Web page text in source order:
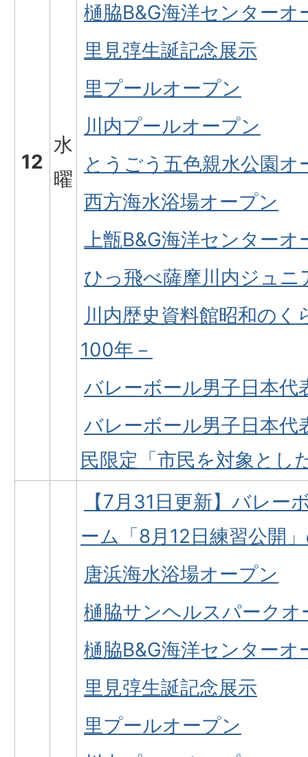
12
水
曜
樋脇B&G海洋センターオ
里見弴生誕記念展示
里プールオープン
川内プールオープン
とうごう五色親水公園オ
西方海水浴場オープン
上甑B&G海洋センターオ
ひっ飛べ薩摩川内ジュニ
川内歴史資料館昭和のく
100年－
バレーボール男子日本代
バレーボール男子日本代
民限定「市民を対象とし
【7月31日更新】バレー
ーム「8月12日練習公開
唐浜海水浴場オープン
樋脇サンヘルスパークオ
樋脇B&G海洋センターオ
里見弴生誕記念展示
里プールオープン